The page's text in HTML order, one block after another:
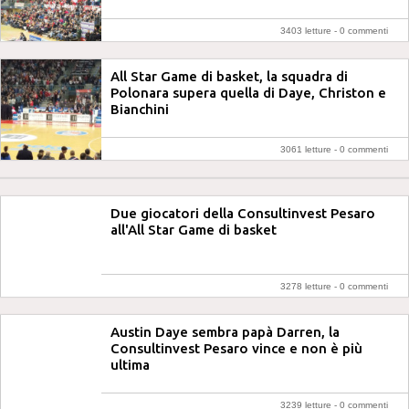
3403 letture - 0 commenti
All Star Game di basket, la squadra di
Polonara supera quella di Daye, Christon e
Bianchini
3061 letture - 0 commenti
Due giocatori della Consultinvest Pesaro
all'All Star Game di basket
3278 letture - 0 commenti
Austin Daye sembra papà Darren, la
Consultinvest Pesaro vince e non è più
ultima
3239 letture - 0 commenti